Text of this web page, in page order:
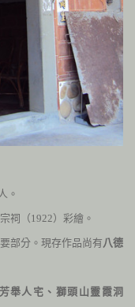
。
祠（1922）彩繪。
部分。現存作品尚有八德
舉人宅、獅頭山靈霞洞